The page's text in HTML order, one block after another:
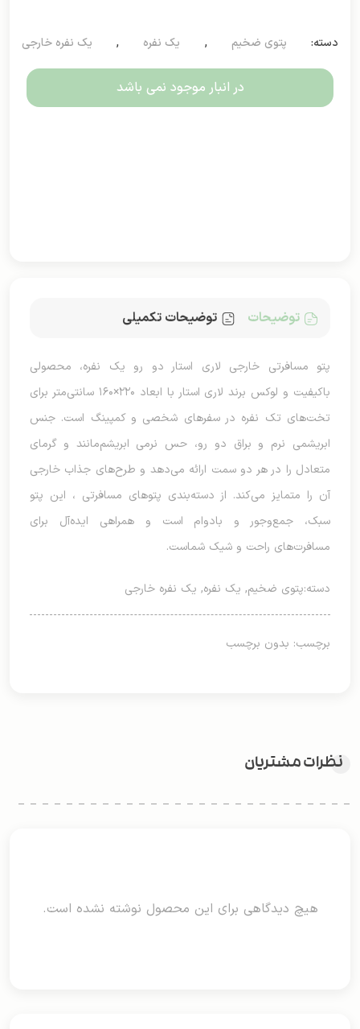
دسته: پتوی ضخیم , یک نفره , یک نفره خارجی
در انبار موجود نمی باشد
توضیحات توضیحات تکمیلی
پتو مسافرتی خارجی لاری استار دو رو یک نفره، محصولی
باکیفیت و لوکس برند لاری استار با ابعاد ۲۲۰×۱۶۰ سانتی‌متر برای
تخت‌های تک نفره در سفرهای شخصی و کمپینگ است. جنس
ابریشمی نرم و براق دو رو، حس نرمی ابریشم‌مانند و گرمای
متعادل را در هر دو سمت ارائه می‌دهد و طرح‌های جذاب خارجی
آن را متمایز می‌کند. از دسته‌بندی پتوهای مسافرتی ، این پتو
سبک، جمع‌وجور و بادوام است و همراهی ایده‌آل برای
مسافرت‌های راحت و شیک شماست.
دسته:پتوی ضخیم, یک نفره, یک نفره خارجی
برچسب: بدون برچسب
نظرات مشتریان
هیچ دیدگاهی برای این محصول نوشته نشده است.